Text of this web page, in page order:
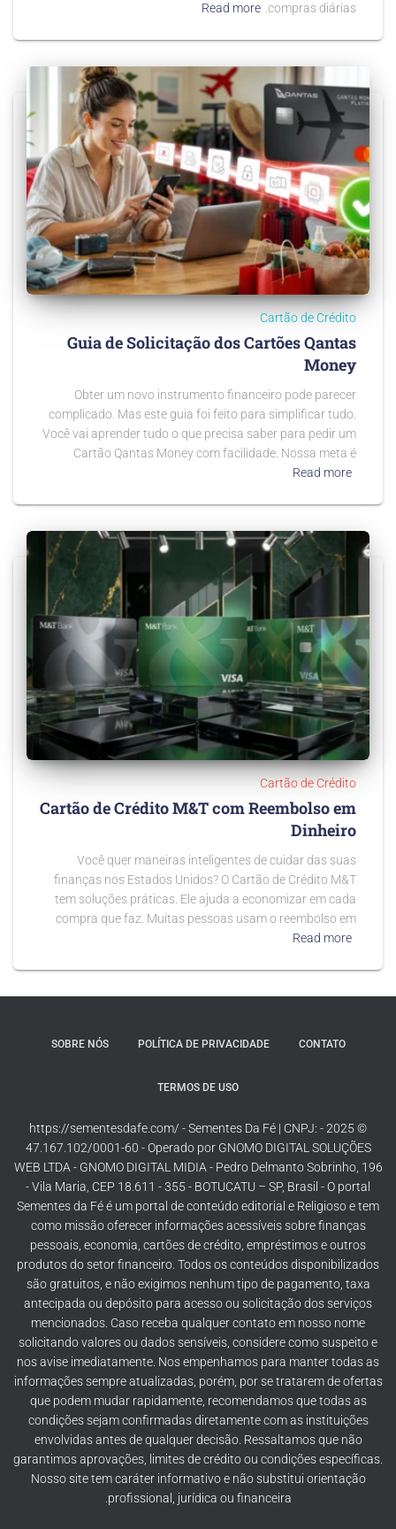
compras diárias.
Read more
Cartão de Crédito
Guia de Solicitação dos Cartões Qantas
Money
Obter um novo instrumento financeiro pode parecer
complicado. Mas este guia foi feito para simplificar tudo.
Você vai aprender tudo o que precisa saber para pedir um
Cartão Qantas Money com facilidade. Nossa meta é
Read more
Cartão de Crédito
Cartão de Crédito M&T com Reembolso em
Dinheiro
Você quer maneiras inteligentes de cuidar das suas
finanças nos Estados Unidos? O Cartão de Crédito M&T
tem soluções práticas. Ele ajuda a economizar em cada
compra que faz. Muitas pessoas usam o reembolso em
Read more
CONTATO
POLÍTICA DE PRIVACIDADE
SOBRE NÓS
TERMOS DE USO
© 2025 - https://sementesdafe.com/ - Sementes Da Fé | CNPJ:
47.167.102/0001-60 - Operado por GNOMO DIGITAL SOLUÇÕES
WEB LTDA - GNOMO DIGITAL MIDIA - Pedro Delmanto Sobrinho, 196
- Vila Maria, CEP 18.611 - 355 - BOTUCATU – SP, Brasil - O portal
Sementes da Fé é um portal de conteúdo editorial e Religioso e tem
como missão oferecer informações acessíveis sobre finanças
pessoais, economia, cartões de crédito, empréstimos e outros
produtos do setor financeiro. Todos os conteúdos disponibilizados
são gratuitos, e não exigimos nenhum tipo de pagamento, taxa
antecipada ou depósito para acesso ou solicitação dos serviços
mencionados. Caso receba qualquer contato em nosso nome
solicitando valores ou dados sensíveis, considere como suspeito e
nos avise imediatamente. Nos empenhamos para manter todas as
informações sempre atualizadas, porém, por se tratarem de ofertas
que podem mudar rapidamente, recomendamos que todas as
condições sejam confirmadas diretamente com as instituições
envolvidas antes de qualquer decisão. Ressaltamos que não
garantimos aprovações, limites de crédito ou condições específicas.
Nosso site tem caráter informativo e não substitui orientação
profissional, jurídica ou financeira.